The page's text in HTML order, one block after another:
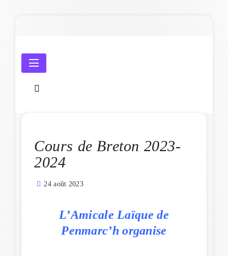
Amicale Laïque de Penmarc'h
Cours de Breton 2023-
2024
24 août 2023
L’Amicale Laïque de
Penmarc’h organise